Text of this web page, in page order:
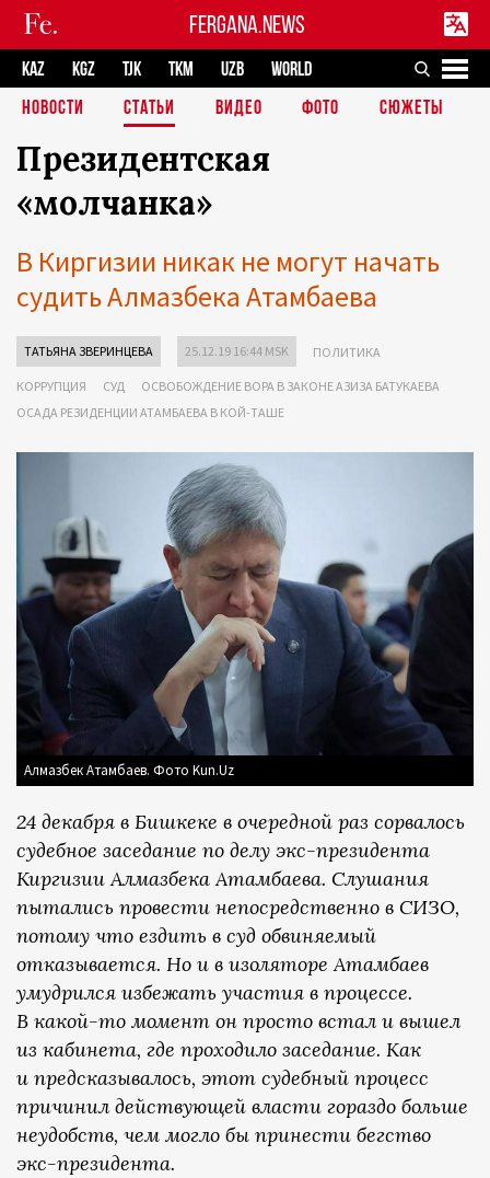
FERGANA.NEWS
KAZ KGZ TJK TKM UZB
WORLD
НОВОСТИ
СТАТЬИ ВИДЕО ФОТО СЮЖЕТЫ
Президентская
«молчанка»
В Киргизии никак не могут начать
судить Алмазбека Атамбаева
ТАТЬЯНА ЗВЕРИНЦЕВА 25.12.19 16:44 MSK ПОЛИТИКА
КОРРУПЦИЯ СУД
ОСВОБОЖДЕНИЕ ВОРА В ЗАКОНЕ АЗИЗА БАТУКАЕВА
ОСАДА РЕЗИДЕНЦИИ АТАМБАЕВА В КОЙ-ТАШЕ
Алмазбек Атамбаев. Фото Kun.Uz
24 декабря в Бишкеке в очередной раз сорвалось
судебное заседание по делу экс-президента
Киргизии Алмазбека Атамбаева. Слушания
пытались провести непосредственно в СИЗО,
потому что ездить в суд обвиняемый
отказывается. Но и в изоляторе Атамбаев
умудрился избежать участия в процессе.
В какой-то момент он просто встал и вышел
из кабинета, где проходило заседание. Как
и предсказывалось, этот судебный процесс
причинил действующей власти гораздо больше
неудобств, чем могло бы принести бегство
экс-президента.